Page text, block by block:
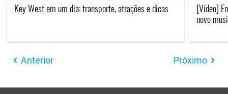
Key West em um dia: transporte, atrações e dicas
[Vídeo]
novo
Anterior Próximo